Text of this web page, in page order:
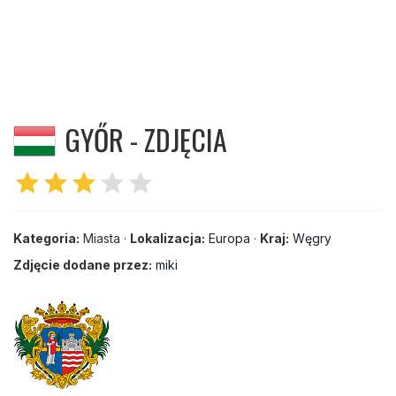
GYŐR - ZDJĘCIA
starstarstar star star
Kategoria: Miasta · Lokalizacja: Europa · Kraj: Węgry
Zdjęcie dodane przez: miki